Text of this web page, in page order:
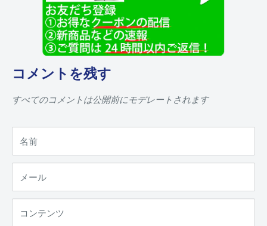
コメントを残す
すべてのコメントは公開前にモデレートされます
名前
メール
コンテンツ